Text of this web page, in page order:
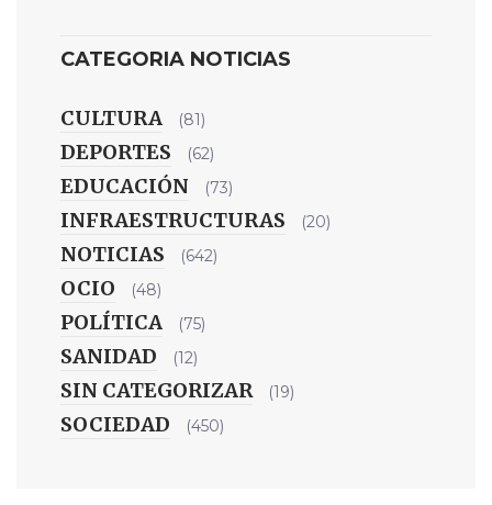
CATEGORIA NOTICIAS
CULTURA (81)
DEPORTES (62)
EDUCACIÓN (73)
INFRAESTRUCTURAS (20)
NOTICIAS (642)
OCIO (48)
POLÍTICA (75)
SANIDAD (12)
SIN CATEGORIZAR (19)
SOCIEDAD (450)